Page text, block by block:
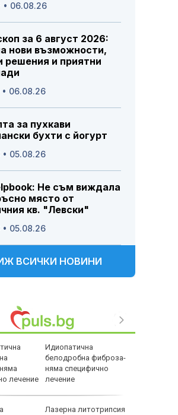
• 06.08.26
за 6 август 2026:
нови възможности,
решения и приятни
• 06.08.26
за пухкави
бухти с йогурт
• 05.08.26
Не съм виждала
място от
кв. "Левски"
• 05.08.26
ВСИЧКИ НОВИНИ
Идиопатична
белодробна фиброза-
няма специфично
лечение
Лазерна литотрипсия